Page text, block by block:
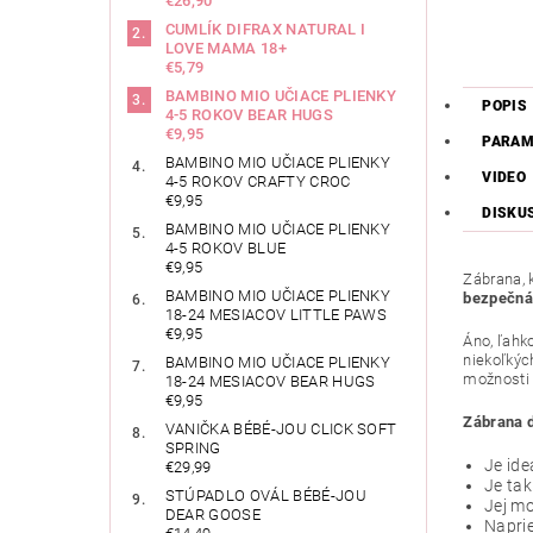
CUMLÍK DIFRAX NATURAL I
LOVE MAMA 18+
€5,79
BAMBINO MIO UČIACE PLIENKY
4-5 ROKOV BEAR HUGS
€9,95
BAMBINO MIO UČIACE PLIENKY
4-5 ROKOV CRAFTY CROC
€9,95
BAMBINO MIO UČIACE PLIENKY
4-5 ROKOV BLUE
€9,95
BAMBINO MIO UČIACE PLIENKY
18-24 MESIACOV LITTLE PAWS
€9,95
BAMBINO MIO UČIACE PLIENKY
18-24 MESIACOV BEAR HUGS
€9,95
VANIČKA BÉBÉ-JOU CLICK SOFT
SPRING
€29,99
STÚPADLO OVÁL BÉBÉ-JOU
DEAR GOOSE
POPIS
VIDEO
Zábrana,
Áno,
možnosti
Zábrana
Je
Je
Jej